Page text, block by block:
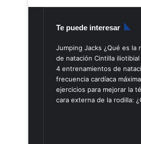
Te puede interesar
Jumping Jacks ¿Qué es la
de natación Cintilla iliotibial
4 entrenamientos de
frecuencia cardíaca
ejercicios para mejorar la
cara externa de la rodilla: